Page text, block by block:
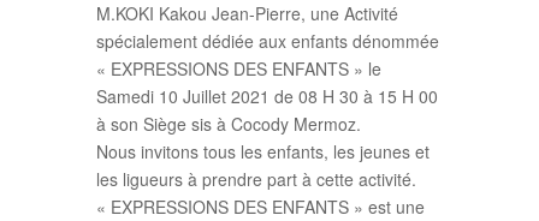
M.KOKI Kakou Jean-Pierre, une Activité
spécialement dédiée aux enfants dénommée
« EXPRESSIONS DES ENFANTS » le
Samedi 10 Juillet 2021 de 08 H 30 à 15 H 00
à son Siège sis à Cocody Mermoz.
Nous invitons tous les enfants, les jeunes et
les ligueurs à prendre part à cette activité.
« EXPRESSIONS DES ENFANTS » est une